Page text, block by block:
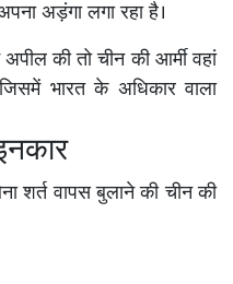
अड़ंगा लगा रहा है।
की तो चीन की आर्मी वहां
भारत के अधिकार वाला
शर्त वापस बुलाने की चीन की